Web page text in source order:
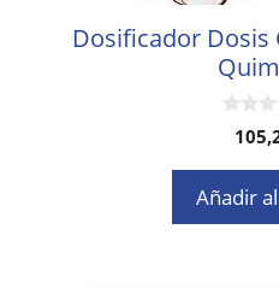
Dosificador
Añadir